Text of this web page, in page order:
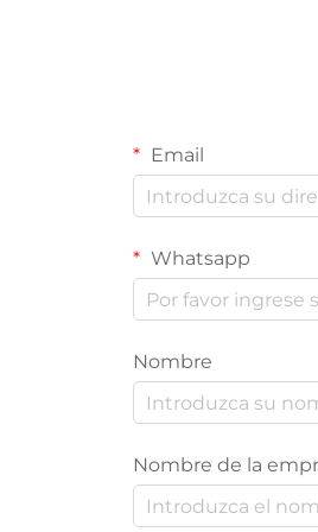
Email
Whatsapp
Nombre
Nombre de la